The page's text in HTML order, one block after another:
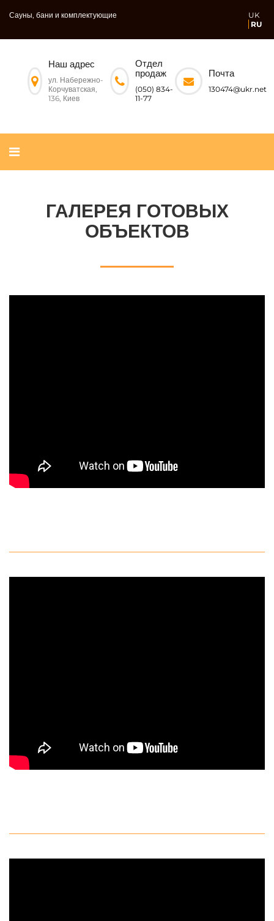
Сауны, бани и комплектующие
UK
RU
Наш адрес
ул. Набережно-
Корчуватская,
136, Киев
Отдел
продаж
(050) 834-
11-77
Почта
130474@ukr.net
ГАЛЕРЕЯ ГОТОВЫХ
ОБЪЕКТОВ